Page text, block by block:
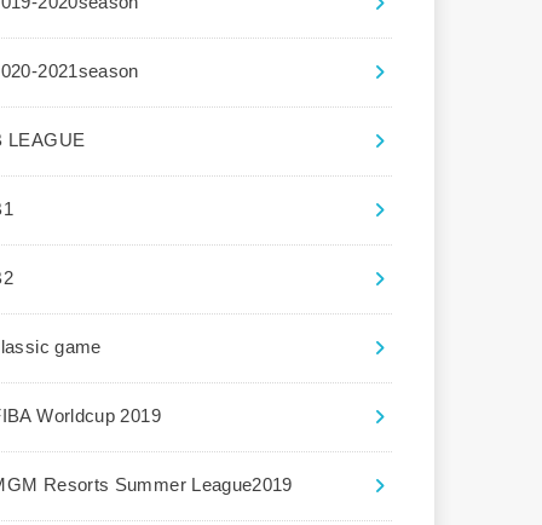
2021season
LEAGUE
game
Worldcup 2019
Resorts Summer League2019